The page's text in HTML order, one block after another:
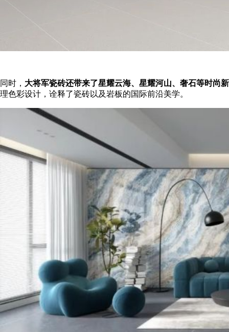
同时， 大将军瓷砖还带来了星耀云海、星耀河山、奢石等时尚
理色彩设计，诠释了瓷砖以及岩板的国际前沿美学。